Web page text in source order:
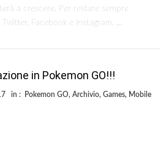
a crescere. Per restare sempre
Facebook e Instagram. …
in Pokemon GO!!!
in : Pokemon GO, Archivio, Games, Mobile